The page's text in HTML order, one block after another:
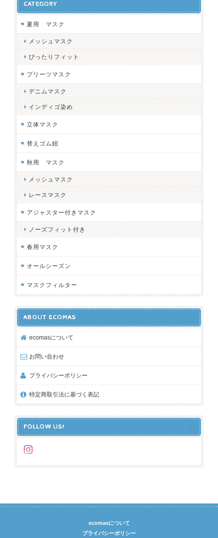
CATEGORY
夏用 マスク
メッシュマスク
ぴったりフィット
プリーツマスク
デニムマスク
インディゴ染め
立体マスク
替えゴム紐
秋用 マスク
メッシュマスク
レースマスク
アジャスター付きマスク
ノーズフィット付き
春用マスク
オールシーズン
マスクフィルター
ABOUT ECOMAS
ecomasについて
お問い合わせ
プライバシーポリシー
特定商取引法に基づく表記
FOLLOW US!
ecomasについて
プライバシーポリシー